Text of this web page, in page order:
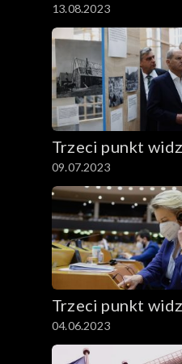
13.08.2023
Trzeci punkt
09.07.2023
Trzeci punkt
04.06.2023